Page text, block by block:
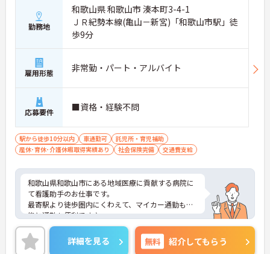
勤務地
和歌山県 和歌山市 湊本町3-4-1
ＪＲ紀勢本線(亀山－新宮)「和歌山市駅」徒
歩9分
雇用形態 非常勤・パート・アルバイト
応募要件 ■資格・経験不問
駅から徒歩10分以内 車通勤可
託児所・育児補助
産休･育休･介護休暇取得実績あり
社会保険完備 交通費支給
和歌山県和歌山市にある地域医療に貢献する病院に
て看護助手のお仕事です。
最寄駅より徒歩圏内にくわえて、マイカー通勤も可
能と通勤も便利です♪
ご興味ある方には、面接対策ポイントなど、さらに
詳細をお話しいたしますのでお気軽にご相談くださ
い。
詳細を見る 無料 紹介してもらう